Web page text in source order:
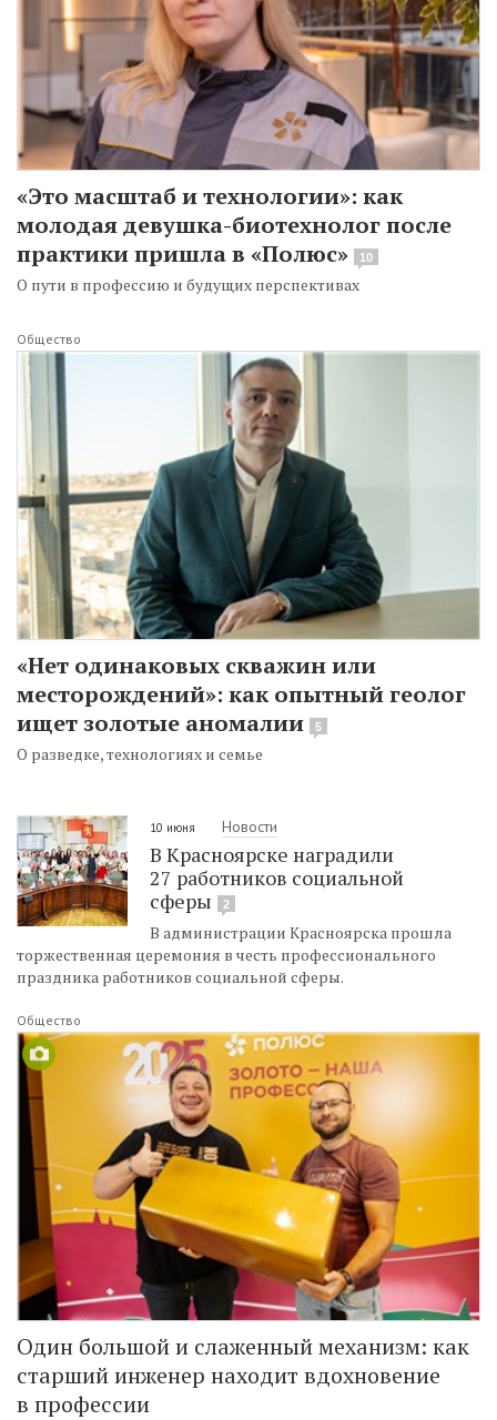
«Это масштаб и технологии»: как
молодая девушка-биотехнолог после
практики пришла в «Полюс»
10
О пути в профессию и будущих перспективах
Общество
«Нет одинаковых скважин или
месторождений»: как опытный геолог
ищет золотые аномалии
5
О разведке, технологиях и семье
10 июня Новости
В Красноярске наградили
27 работников социальной
сферы
2
В администрации Красноярска прошла
торжественная церемония в честь профессионального
праздника работников социальной сферы.
Общество
Один большой и слаженный механизм: как
старший инженер находит вдохновение
в профессии